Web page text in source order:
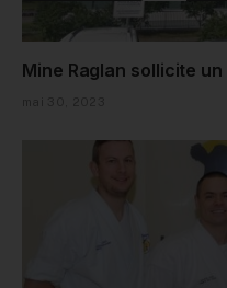
Mine Raglan sollicite